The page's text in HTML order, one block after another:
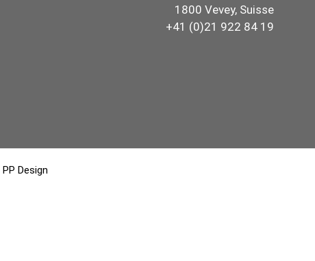
1800 Vevey, Suisse
+41 (0)21 922 84 19
PP Design